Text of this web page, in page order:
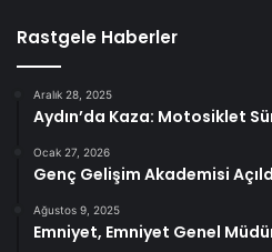
Rastgele Haberler
Aralık 28, 2025
Aydın’da Kaza: Motosiklet
Ocak 27, 2026
Genç Gelişim Akademisi
Ağustos 9, 2025
Emniyet, Emniyet Genel